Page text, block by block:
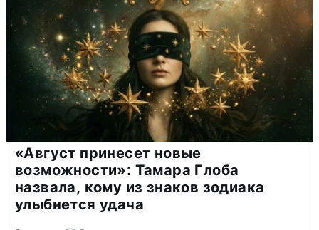
«Август принесет новые
возможности»: Тамара Глоба
назвала, кому из знаков зодиака
улыбнется удача